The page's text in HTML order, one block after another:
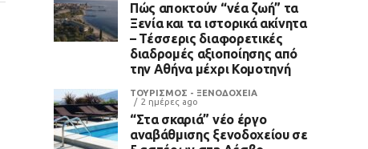
Πώς αποκτούν “νέα ζωή” τα
Ξενία και τα ιστορικά ακίνητα
– Τέσσερις διαφορετικές
διαδρομές αξιοποίησης από
την Αθήνα μέχρι Κομοτηνή
ΤΟΥΡΙΣΜΟΣ - ΞΕΝΟΔΟΧΕΙΑ
2 ημέρες ago
“Στα σκαριά” νέο έργο
αναβάθμισης ξενοδοχείου σε